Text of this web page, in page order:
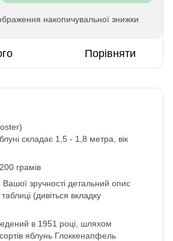
накопичувальної знижки
Порівняти
складає 1,5 - 1,8 метра, вік
грамів
зручності детальний опис
(дивіться вкладку
в 1951 році, шляхом
яблунь Глоккенапфель